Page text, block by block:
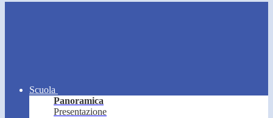
Scuola
Panoramica
Presentazione